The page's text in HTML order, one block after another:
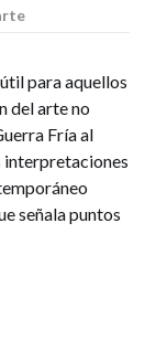
para aquellos
del arte no
Fría al
interpretaciones
señala puntos